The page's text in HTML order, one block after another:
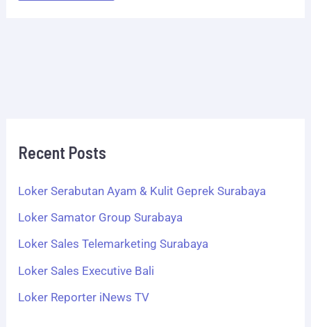
Recent Posts
Loker Serabutan Ayam & Kulit Geprek Surabaya
Loker Samator Group Surabaya
Loker Sales Telemarketing Surabaya
Loker Sales Executive Bali
Loker Reporter iNews TV